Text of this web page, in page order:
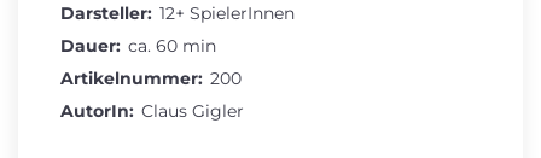
Darsteller: 12+ SpielerInnen
Dauer: ca. 60 min
Artikelnummer: 200
AutorIn: Claus Gigler